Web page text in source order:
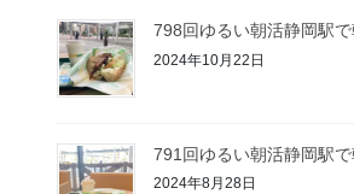
798回ゆるい朝活静岡駅
2024年10月22日
791回ゆるい朝活静岡駅
2024年8月28日